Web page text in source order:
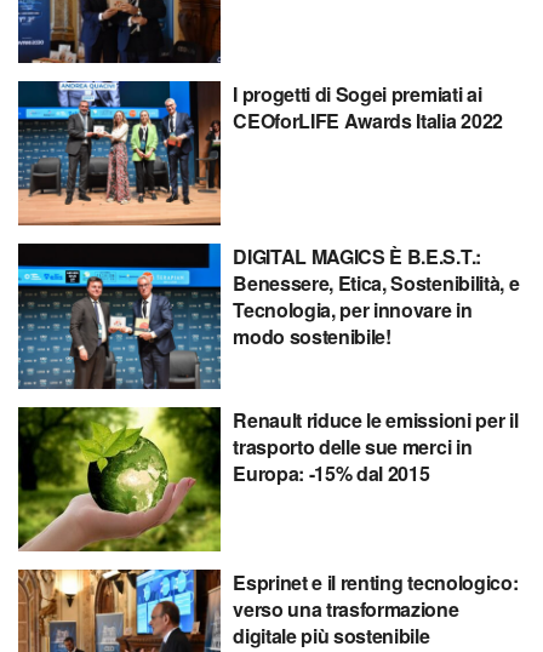
I progetti di Sogei premiati ai
CEOforLIFE Awards Italia 2022
DIGITAL MAGICS È B.E.S.T.:
Benessere, Etica, Sostenibilità, e
Tecnologia, per innovare in
modo sostenibile!
Renault riduce le emissioni per il
trasporto delle sue merci in
Europa: -15% dal 2015
Esprinet e il renting tecnologico:
verso una trasformazione
digitale più sostenibile